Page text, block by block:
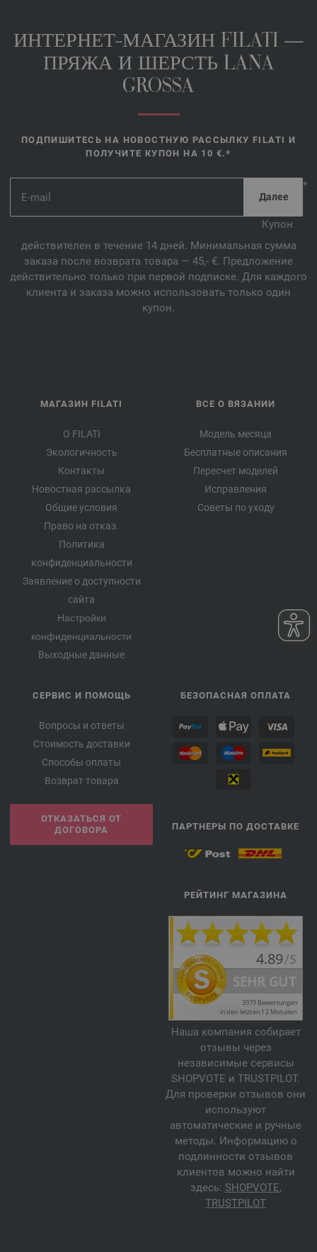
ИНТЕРНЕТ-МАГАЗИН FILATI —
ПРЯЖА И ШЕРСТЬ LANA
GROSSA
ПОДПИШИТЕСЬ НА НОВОСТНУЮ РАССЫЛКУ FILATI И
ПОЛУЧИТЕ КУПОН НА 10 €.*
*
Купон
действителен в течение 14 дней. Минимальная сумма
заказа после возврата товара — 45,- €. Предложение
действительно только при первой подписке. Для каждого
клиента и заказа можно использовать только один
купон.
МАГАЗИН FILATI
О FILATI
Экологичность
Контакты
Новостная рассылка
Общие условия
Право на отказ.
Политика
конфиденциальности
Заявление о доступности
сайта
Настройки
конфиденциальности
Выходные данные
ВСЕ О ВЯЗАНИИ
Модель месяца
Бесплатные описания
Пересчет моделей
Исправления
Советы по уходу
СЕРВИС И ПОМОЩЬ
Вопросы и ответы
Стоимость доставки
Способы оплаты
Возврат товара
ОТКАЗАТЬСЯ ОТ
ДОГОВОРА
БЕЗОПАСНАЯ ОПЛАТА
ПАРТНЕРЫ ПО ДОСТАВКЕ
РЕЙТИНГ МАГАЗИНА
Наша компания собирает
отзывы через
независимые сервисы
SHOPVOTE и TRUSTPILOT.
Для проверки отзывов они
используют
автоматические и ручные
методы. Информацию о
подлинности отзывов
клиентов можно найти
здесь: SHOPVOTE,
TRUSTPILOT